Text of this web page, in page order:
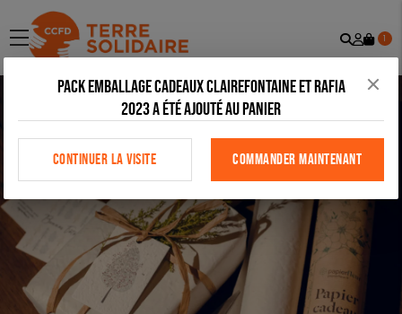
menu
Mon
1
Pack emballage cadeaux Clairefontaine et Rafia
2023 a été ajouté au panier
CONTINUER LA VISITE COMMANDER MAINTENANT